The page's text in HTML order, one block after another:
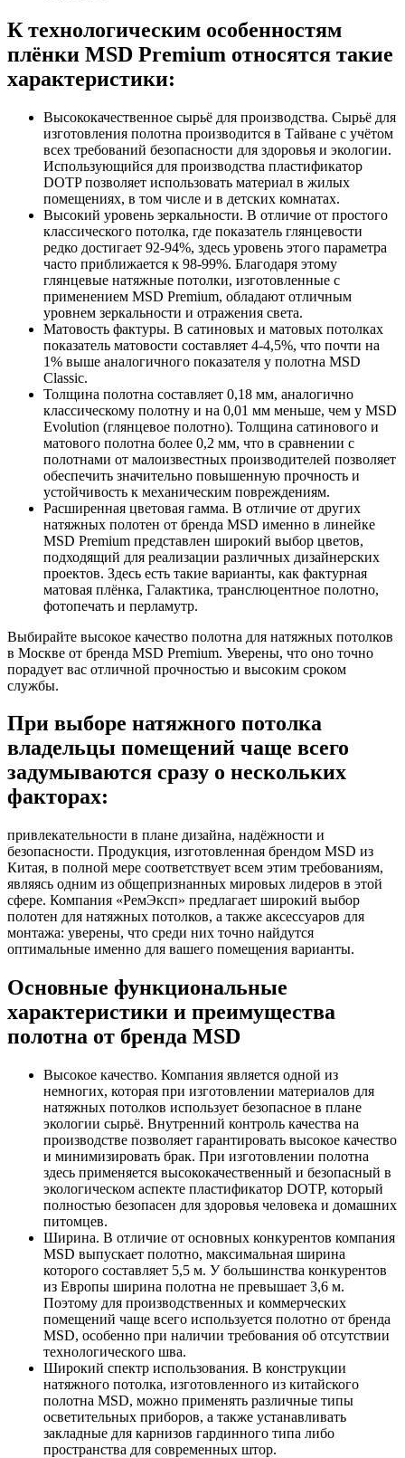
К технологическим особенностям
плёнки MSD Premium относятся такие
характеристики:
Высококачественное сырьё для производства. Сырьё для
изготовления полотна производится в Тайване с учётом
всех требований безопасности для здоровья и экологии.
Использующийся для производства пластификатор
DOTP позволяет использовать материал в жилых
помещениях, в том числе и в детских комнатах.
Высокий уровень зеркальности. В отличие от простого
классического потолка, где показатель глянцевости
редко достигает 92-94%, здесь уровень этого параметра
часто приближается к 98-99%. Благодаря этому
глянцевые натяжные потолки, изготовленные с
применением MSD Premium, обладают отличным
уровнем зеркальности и отражения света.
Матовость фактуры. В сатиновых и матовых потолках
показатель матовости составляет 4-4,5%, что почти на
1% выше аналогичного показателя у полотна MSD
Classic.
Толщина полотна составляет 0,18 мм, аналогично
классическому полотну и на 0,01 мм меньше, чем у MSD
Evolution (глянцевое полотно). Толщина сатинового и
матового полотна более 0,2 мм, что в сравнении с
полотнами от малоизвестных производителей позволяет
обеспечить значительно повышенную прочность и
устойчивость к механическим повреждениям.
Расширенная цветовая гамма. В отличие от других
натяжных полотен от бренда MSD именно в линейке
MSD Premium представлен широкий выбор цветов,
подходящий для реализации различных дизайнерских
проектов. Здесь есть такие варианты, как фактурная
матовая плёнка, Галактика, транслюцентное полотно,
фотопечать и перламутр.
Выбирайте высокое качество полотна для натяжных потолков
в Москве от бренда MSD Premium. Уверены, что оно точно
порадует вас отличной прочностью и высоким сроком
службы.
При выборе натяжного потолка
владельцы помещений чаще всего
задумываются сразу о нескольких
факторах:
привлекательности в плане дизайна, надёжности и
безопасности. Продукция, изготовленная брендом MSD из
Китая, в полной мере соответствует всем этим требованиям,
являясь одним из общепризнанных мировых лидеров в этой
сфере. Компания «РемЭксп» предлагает широкий выбор
полотен для натяжных потолков, а также аксессуаров для
монтажа: уверены, что среди них точно найдутся
оптимальные именно для вашего помещения варианты.
Основные функциональные
характеристики и преимущества
полотна от бренда MSD
Высокое качество. Компания является одной из
немногих, которая при изготовлении материалов для
натяжных потолков использует безопасное в плане
экологии сырьё. Внутренний контроль качества на
производстве позволяет гарантировать высокое качество
и минимизировать брак. При изготовлении полотна
здесь применяется высококачественный и безопасный в
экологическом аспекте пластификатор DOTP, который
полностью безопасен для здоровья человека и домашних
питомцев.
Ширина. В отличие от основных конкурентов компания
MSD выпускает полотно, максимальная ширина
которого составляет 5,5 м. У большинства конкурентов
из Европы ширина полотна не превышает 3,6 м.
Поэтому для производственных и коммерческих
помещений чаще всего используется полотно от бренда
MSD, особенно при наличии требования об отсутствии
технологического шва.
Широкий спектр использования. В конструкции
натяжного потолка, изготовленного из китайского
полотна MSD, можно применять различные типы
осветительных приборов, а также устанавливать
закладные для карнизов гардинного типа либо
пространства для современных штор.